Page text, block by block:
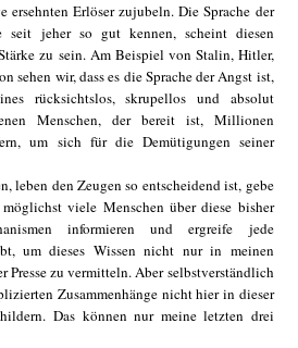
ersehnten Erlöser zujubeln. Die Sprache der
jeher so gut kennen, scheint diesen
zu sein. Am Beispiel von Stalin, Hitler,
sehen wir, dass es die Sprache der Angst ist,
rücksichtslos, skrupellos und absolut
Menschen, der bereit ist, Millionen
um sich für die Demütigungen seiner
leben den Zeugen so entscheidend ist, gebe
viele Menschen über diese bisher
informieren und ergreife jede
um dieses Wissen nicht nur in meinen
Presse zu vermitteln. Aber selbstverständlich
Zusammenhänge nicht hier in dieser
Das können nur meine letzten drei